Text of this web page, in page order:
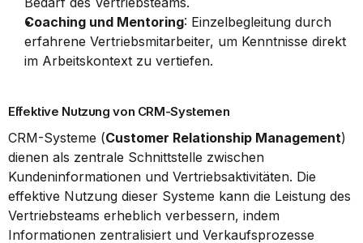
Coaching und Mentoring: Einzelbegleitung durch
erfahrene Vertriebsmitarbeiter, um Kenntnisse direkt
im Arbeitskontext zu vertiefen.
Effektive Nutzung von CRM-Systemen
CRM-Systeme (Customer Relationship Management)
dienen als zentrale Schnittstelle zwischen
Kundeninformationen und Vertriebsaktivitäten. Die
effektive Nutzung dieser Systeme kann die Leistung des
Vertriebsteams erheblich verbessern, indem
Informationen zentralisiert und Verkaufsprozesse